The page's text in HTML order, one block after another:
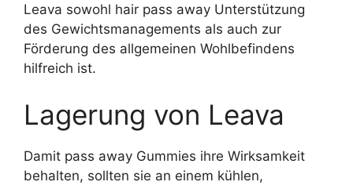
Leava sowohl hair pass away Unterstützung
des Gewichtsmanagements als auch zur
Förderung des allgemeinen Wohlbefindens
hilfreich ist.
Lagerung von Leava
Damit pass away Gummies ihre Wirksamkeit
behalten, sollten sie an einem kühlen,